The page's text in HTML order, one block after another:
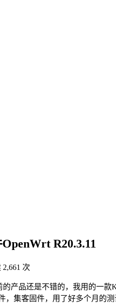
R20.3.11
2,661 次
产品还是不错的，我用的一
，集客固件，用了好多个月的